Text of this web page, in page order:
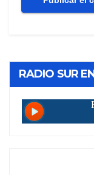
RADIO SUR